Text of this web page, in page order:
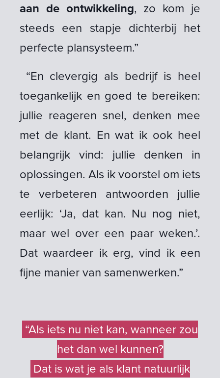
aan de ontwikkeling, zo kom je
steeds een stapje dichterbij het
perfecte plansysteem.”
“En clevergig als bedrijf is heel
toegankelijk en goed te bereiken:
jullie reageren snel, denken mee
met de klant. En wat ik ook heel
belangrijk vind: jullie denken in
oplossingen. Als ik voorstel om iets
te verbeteren antwoorden jullie
eerlijk: ‘Ja, dat kan. Nu nog niet,
maar wel over een paar weken.’.
Dat waardeer ik erg, vind ik een
fijne manier van samenwerken.”
“Als iets nu niet kan, wanneer zou
het dan wel kunnen?
Dat is wat je als klant natuurlijk